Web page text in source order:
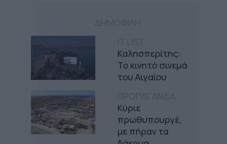
Καλησπερίτης:
Το κινητό σινεμά
του Αιγαίου
Κύριε
πρωθυπουργέ,
με πήραν τα